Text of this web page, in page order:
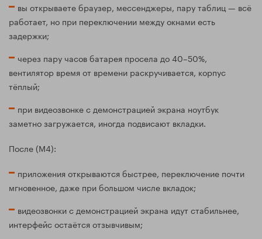
вы открываете браузер, мессенджеры, пару таблиц — всё
работает, но при переключении между окнами есть
задержки;
через пару часов батарея просела до 40–50%,
вентилятор время от времени раскручивается, корпус
тёплый;
при видеозвонке с демонстрацией экрана ноутбук
заметно загружается, иногда подвисают вкладки.
После (M4):
приложения открываются быстрее, переключение почти
мгновенное, даже при большом числе вкладок;
видеозвонки с демонстрацией экрана идут стабильнее,
интерфейс остаётся отзывчивым;